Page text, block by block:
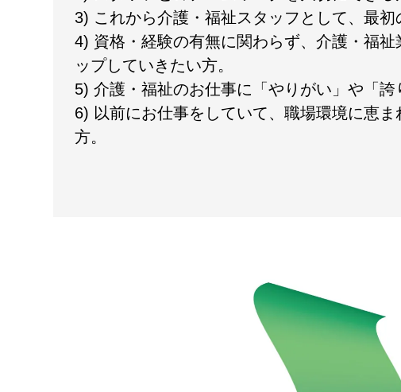
3) これから介護・福祉スタッフとして、最初
4) 資格・経験の有無に関わらず、介護・福
ップしていきたい方。
5) 介護・福祉のお仕事に「やりがい」や「誇
6) 以前にお仕事をしていて、職場環境に恵
方。